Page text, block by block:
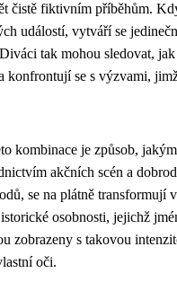
čistě fiktivním příběhům.
událostí, vytváří se
tak mohou sledovat,
konfrontují se s výzvami,
kombinace je způsob,
akčních scén a
se na plátně transformují
osobnosti, jejichž
zobrazeny s takovou
oči.